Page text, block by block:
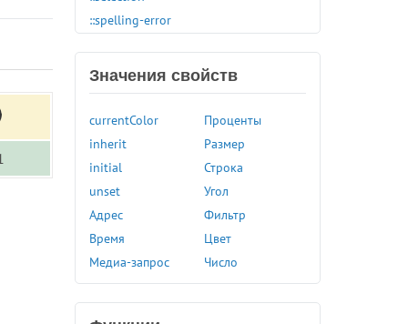
::spelling-error
:any-link
:autofill
:buffering
:checked
:default
:defined
:dir
:disabled
:empty
:enabled
Значения свойств
currentColor
inherit
initial
unset
Адрес
Время
Медиа-запрос
Проценты
Размер
Строка
Угол
Фильтр
Цвет
Число